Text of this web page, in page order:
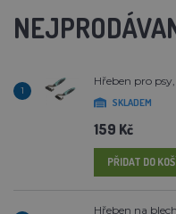
1
Hřeben pro
SKLADEM
159 Kč
PŘIDAT DO
Hřeben na